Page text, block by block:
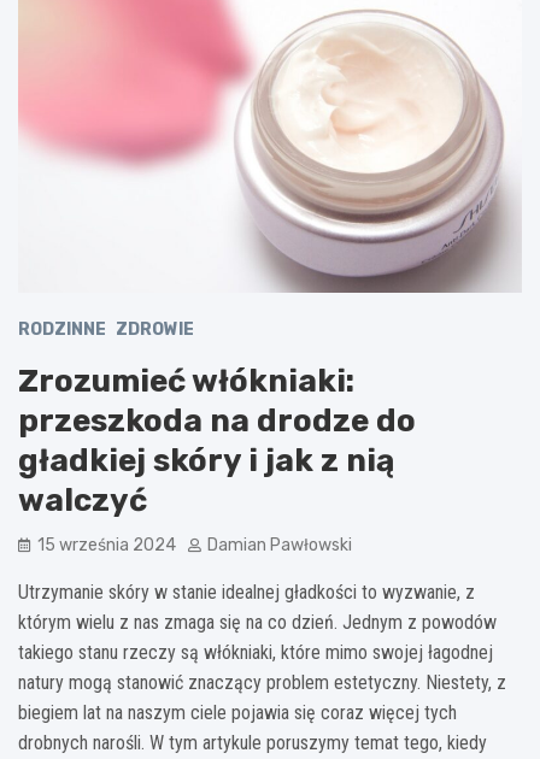
RODZINNE ZDROWIE
Zrozumieć włókniaki:
przeszkoda na drodze do
gładkiej skóry i jak z nią
walczyć
15 września 2024 Damian Pawłowski
Utrzymanie skóry w stanie idealnej gładkości to wyzwanie, z
którym wielu z nas zmaga się na co dzień. Jednym z powodów
takiego stanu rzeczy są włókniaki, które mimo swojej łagodnej
natury mogą stanowić znaczący problem estetyczny. Niestety, z
biegiem lat na naszym ciele pojawia się coraz więcej tych
drobnych narośli. W tym artykule poruszymy temat tego, kiedy